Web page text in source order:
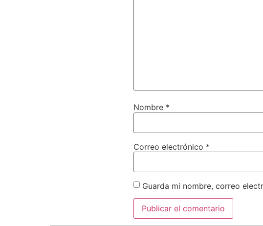
Nombre *
Correo electrónico *
Guarda mi nombre, correo